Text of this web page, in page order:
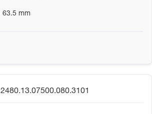
63.5 mm
2480.13.07500.080.3101